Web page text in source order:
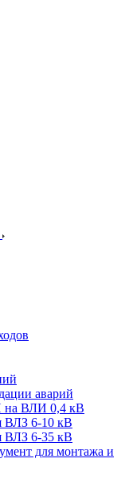
аварий
на ВЛИ 0,4 кВ
ВЛЗ 6-10 кВ
ВЛЗ 6-35 кВ
для монтажа и